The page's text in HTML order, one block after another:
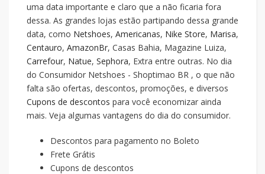
uma data importante e claro que a não ficaria fora
dessa. As grandes lojas estão partipando dessa grande
data, como Netshoes, Americanas, Nike Store, Marisa,
Centauro, AmazonBr, Casas Bahia, Magazine Luiza,
Carrefour, Natue, Sephora, Extra entre outras. No dia
do Consumidor Netshoes - Shoptimao BR , o que não
falta são ofertas, descontos, promoções, e diversos
Cupons de descontos para você economizar ainda
mais. Veja algumas vantagens do dia do consumidor.
Descontos para pagamento no Boleto
Frete Grátis
Cupons de descontos